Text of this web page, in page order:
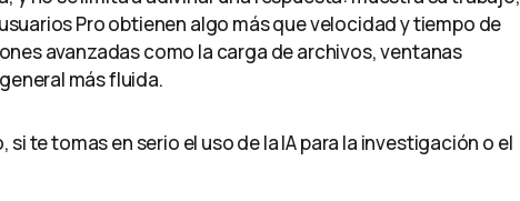
Pro obtienen algo más que velocidad y tiempo de
avanzadas como la carga de archivos, ventanas
más fluida.
te tomas en serio el uso de la IA para la investigación o el